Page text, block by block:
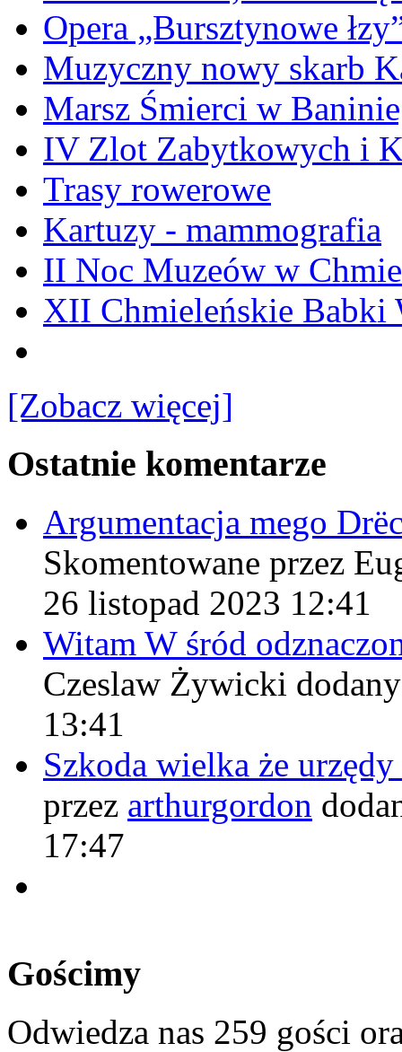
Opera „Bursztynowe
Muzyczny nowy skarb
Marsz Śmierci w
IV Zlot Zabytkowych i
Trasy rowerowe
Kartuzy - mammografia
II Noc Muzeów w
XII Chmieleńskie Babki
[Zobacz więcej]
Ostatnie komentarze
Argumentacja mego
Skomentowane przez
26 listopad 2023 12:41
Witam W śród
Czeslaw Żywicki
13:41
Szkoda wielka że
przez arthurgordon
17:47
Gościmy
Odwiedza nas 259 gości